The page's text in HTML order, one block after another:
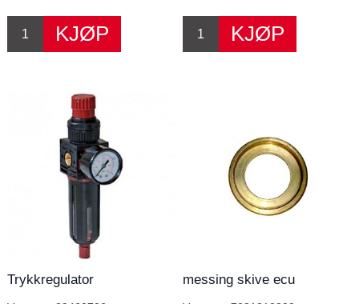
Trykkregulator
messing skive ecu